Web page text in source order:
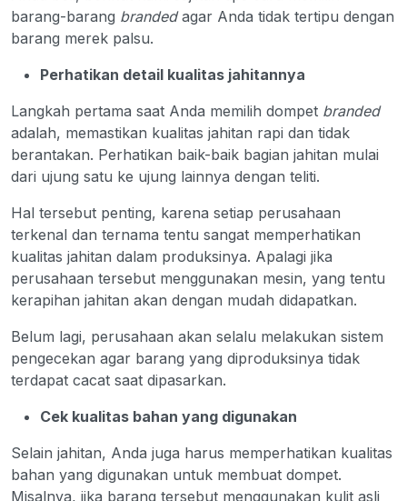
barang-barang brandedagar Anda tidak tertipu dengan
barang merek palsu.
Perhatikan detail kualitas jahitannya
Langkah pertama saat Anda memilih dompet branded
adalah, memastikan kualitas jahitan rapi dan tidak
berantakan. Perhatikan baik-baik bagian jahitan mulai
dari ujung satu ke ujung lainnya dengan teliti.
Hal tersebut penting, karena setiap perusahaan
terkenal dan ternama tentu sangat memperhatikan
kualitas jahitan dalam produksinya. Apalagi jika
perusahaan tersebut menggunakan mesin, yang tentu
kerapihan jahitan akan dengan mudah didapatkan.
Belum lagi, perusahaan akan selalu melakukan sistem
pengecekan agar barang yang diproduksinya tidak
terdapat cacat saat dipasarkan.
Cek kualitas bahan yang digunakan
Selain jahitan, Anda juga harus memperhatikan kualitas
bahan yang digunakan untuk membuat dompet.
Misalnya, jika barang tersebut menggunakan kulit asli